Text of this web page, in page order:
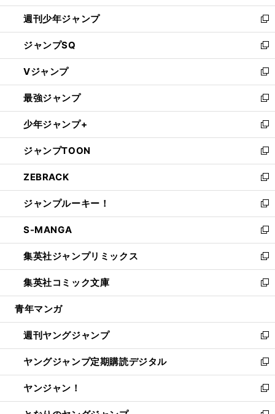
開
く
週刊少年ジャンプ
新
し
い
ウ
ィ
ン
ド
ウ
で
開
く
ジャンプSQ
新
し
い
ウ
ィ
ン
ド
ウ
で
開
く
Vジャンプ
新
し
い
ウ
ィ
ン
ド
ウ
で
開
く
最強ジャンプ
新
し
い
ウ
ィ
ン
ド
ウ
で
開
く
少年ジャンプ+
新
し
い
ウ
ィ
ン
ド
ウ
で
開
く
ジャンプTOON
新
し
い
ウ
ィ
ン
ド
ウ
で
開
く
ZEBRACK
新
し
い
ウ
ィ
ン
ド
ウ
で
開
ジャンプルーキー！
新
し
い
ウ
ィ
ン
ド
ウ
開
く
S-MANGA
新
し
い
ウ
ィ
ン
ウ
で
開
く
集英社ジャンプリミックス
新
し
い
ウ
ン
ド
ウ
で
開
く
集英社コミック文庫
新
し
ウ
ィ
ン
ド
ウ
で
開
青年マンガ
週刊ヤングジャンプ
新
し
い
ウ
ィ
ン
ヤングジャンプ定期購読デジタル
新
し
い
ウ
ヤンジャン！
新
し